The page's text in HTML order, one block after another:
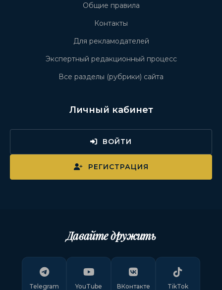
Общие правила
Контакты
Для рекламодателей
Экспертный редакционный процесс
Все разделы (рубрики) сайта
Личный кабинет
ВОЙТИ
РЕГИСТРАЦИЯ
Давайте дружить
Telegram YouTube ВКонтакте TikTok